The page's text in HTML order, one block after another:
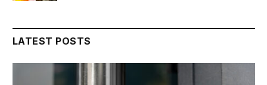
LATEST POSTS